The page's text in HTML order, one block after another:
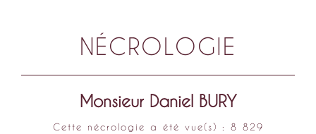
NÉCROLOGIE
Monsieur Daniel BURY
Cette nécrologie a été vue(s) : 8 829